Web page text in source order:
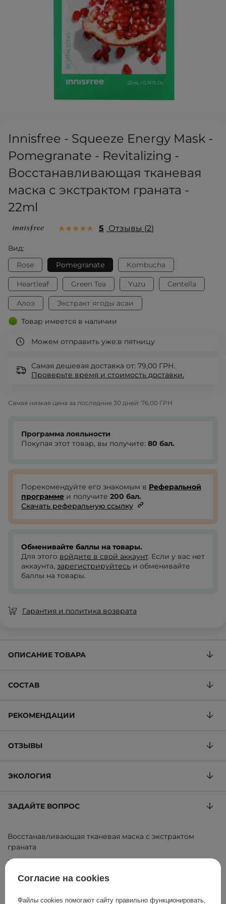
Innisfree - Squeeze Energy Mask -
Pomegranate - Revitalizing -
Восстанавливающая тканевая
маска с экстрактом граната -
22ml
5 Отзывы 2
Вид:
Rose
Pomegranate Kombucha
Heartleaf Green Tea Yuzu Centella
Алоэ
Экстракт ягоды асаи
Товар имеется в наличии
Можем отправить уже:в пятницу
Самая дешевая доставка от: 79,00 ГРН.
Проверьте время и стоимость доставки.
Самая низкая цена за последние 30 дней: 76,00 ГРН
Программа лояльности
Покупая этот товар, вы получите: 80 бал.
Порекомендуйте его знакомым в Реферальной
программе и получите 200 бал.
Скачать реферальную ссылку
Обменивайте баллы на товары.
Для этого войдите в свой аккаунт. Если у вас нет
аккаунта, зарегистрируйтесь и обменивайте
баллы на товары.
Гарантия и политика возврата
ОПИСАНИЕ ТОВАРА
СОСТАВ
РЕКОМЕНДАЦИИ
ОТЗЫВЫ
ЭКОЛОГИЯ
ЗАДАЙТЕ ВОПРОС
Восстанавливающая тканевая маска с экстрактом
граната
363,64 ГРН
ID товара: 15205
Согласие на cookies
Файлы cookies помогают сайту правильно функционировать,